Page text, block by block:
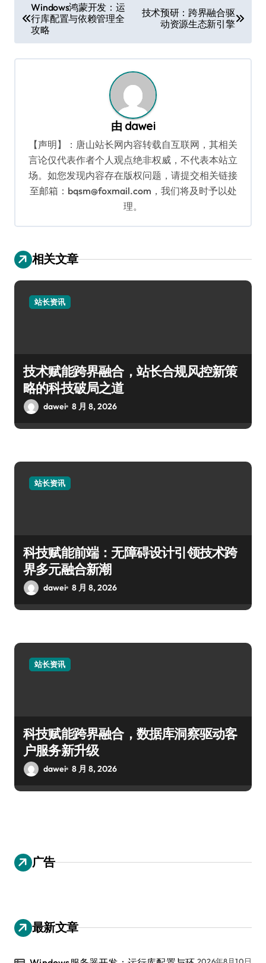
章
导
航
Windows鸿蒙开发：运
行库配置与依赖管理全
攻略
技术预研：跨界融合驱
动资源生态新引擎
由 dawei
【声明】：唐山站长网内容转载自互联网，其相关
言论仅代表作者个人观点绝非权威，不代表本站立
场。如您发现内容存在版权问题，请提交相关链接
至邮箱：bqsm@foxmail.com，我们将及时予以处
理。
相关文章
站长资讯
技术赋能跨界融合，站长合规风控新策
略的科技破局之道
dawei 8 月 8, 2026
站长资讯
科技赋能前端：无障碍设计引领技术跨
界多元融合新潮
dawei 8 月 8, 2026
站长资讯
科技赋能跨界融合，数据库洞察驱动客
户服务新升级
dawei 8 月 8, 2026
广告
最新文章